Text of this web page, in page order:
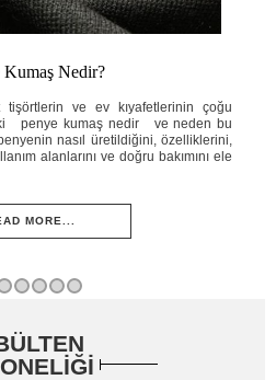
Kumaş Nedir?
tişörtlerin ve ev kıyafetlerinin çoğu
penye kumaş nedir ve neden bu
nasıl üretildiğini, özelliklerini,
alanlarını ve doğru bakımını ele
MORE...